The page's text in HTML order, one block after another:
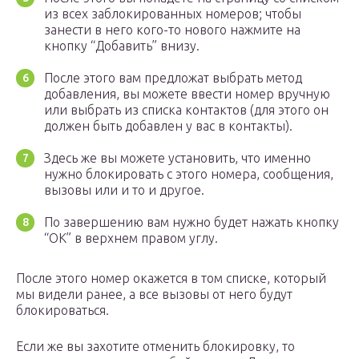
из всех заблокированных номеров; чтобы
занести в него кого-то нового нажмите на
кнопку “Добавить” внизу.
После этого вам предложат выбрать метод
добавления, вы можете ввести номер вручную
или выбрать из списка контактов (для этого он
должен быть добавлен у вас в контакты).
Здесь же вы можете установить, что именно
нужно блокировать с этого номера, сообщения,
вызовы или и то и другое.
По завершению вам нужно будет нажать кнопку
“ОК” в верхнем правом углу.
После этого номер окажется в том списке, который
мы видели ранее, а все вызовы от него будут
блокироваться.
Если же вы захотите отменить блокировку, то